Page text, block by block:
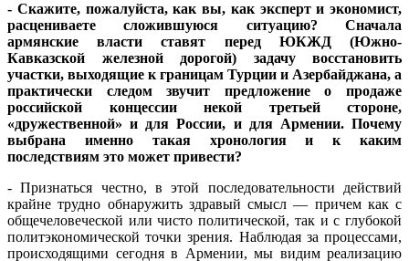
- Скажите, пожалуйста, как вы, как эксперт и экономист,
расцениваете сложившуюся ситуацию? Сначала
армянские власти ставят перед ЮКЖД (Южно-
Кавказской железной дорогой) задачу восстановить
участки, выходящие к границам Турции и Азербайджана, а
практически следом звучит предложение о продаже
российской концессии некой третьей стороне,
«дружественной» и для России, и для Армении. Почему
выбрана именно такая хронология и к каким
последствиям это может привести?
- Признаться честно, в этой последовательности действий
крайне трудно обнаружить здравый смысл — причем как с
общечеловеческой или чисто политической, так и с глубокой
политэкономической точки зрения. Наблюдая за процессами,
происходящими сегодня в Армении, мы видим реализацию